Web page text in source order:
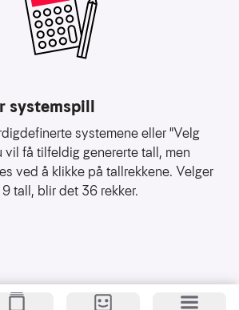
systemspill
systemene eller "Velg
vil få tilfeldig genererte tall, men
ved å klikke på tallrekkene. Velger
tall, blir det 36 rekker.